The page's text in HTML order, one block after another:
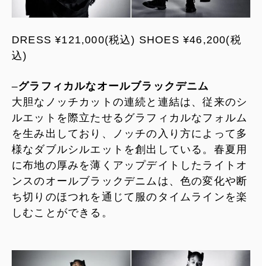
DRESS ¥121,000(税込) SHOES ¥46,200(税
込)
–グラフィカルなオールブラックデニム
大胆なノッチカットの連続と連結は、従来のシ
ルエットを際立たせるグラフィカルなフォルム
を生み出しており、ノッチの入り方によって多
様なダブルシルエットを創出している。春夏用
に布地の厚みを薄くアップデイトしたライトオ
ンスのオールブラックデニムは、色の変化や断
ち切りのほつれを通じて服のタイムラインを楽
しむことができる。